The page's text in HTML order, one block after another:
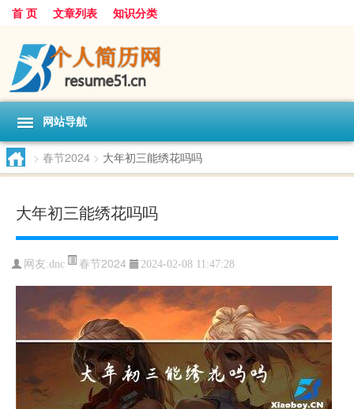
首 页 文章列表 知识分类
网站导航
> 春节2024 > 大年初三能绣花吗吗
大年初三能绣花吗吗
网友:dnc 春节2024 2024-02-08 11:47:28